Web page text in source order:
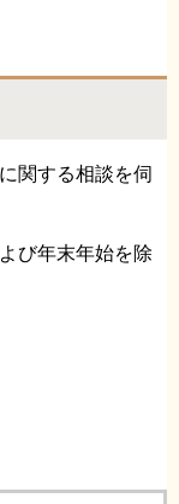
関する相談を伺
び年末年始を除